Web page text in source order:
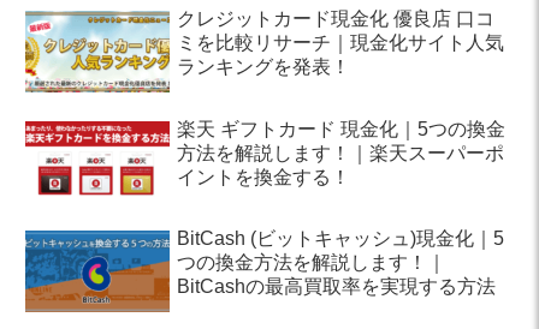
クレジットカード現金化 優良店 口コ
ミを比較リサーチ｜現金化サイト人気
ランキングを発表！
楽天 ギフトカード 現金化｜5つの換金
方法を解説します！｜楽天スーパーポ
イントを換金する！
BitCash (ビットキャッシュ)現金化｜5
つの換金方法を解説します！｜
BitCashの最高買取率を実現する方法